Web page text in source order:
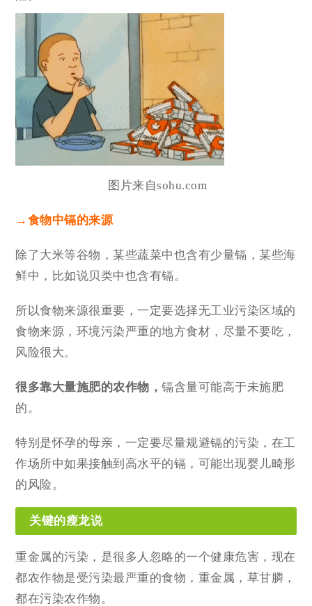
图片来自sohu.com
→食物中镉的来源
除了大米等谷物，某些蔬菜中也含有少量镉，某些海
鲜中，比如说贝类中也含有镉。
所以食物来源很重要，一定要选择无工业污染区域的
食物来源，环境污染严重的地方食材，尽量不要吃，
风险很大。
很多靠大量施肥的农作物，镉含量可能高于未施肥
的。
特别是怀孕的母亲，一定要尽量规避镉的污染，在工
作场所中如果接触到高水平的镉，可能出现婴儿畸形
的风险。
关键的瘦龙说
重金属的污染，是很多人忽略的一个健康危害，现在
都农作物是受污染最严重的食物，重金属，草甘膦，
都在污染农作物。